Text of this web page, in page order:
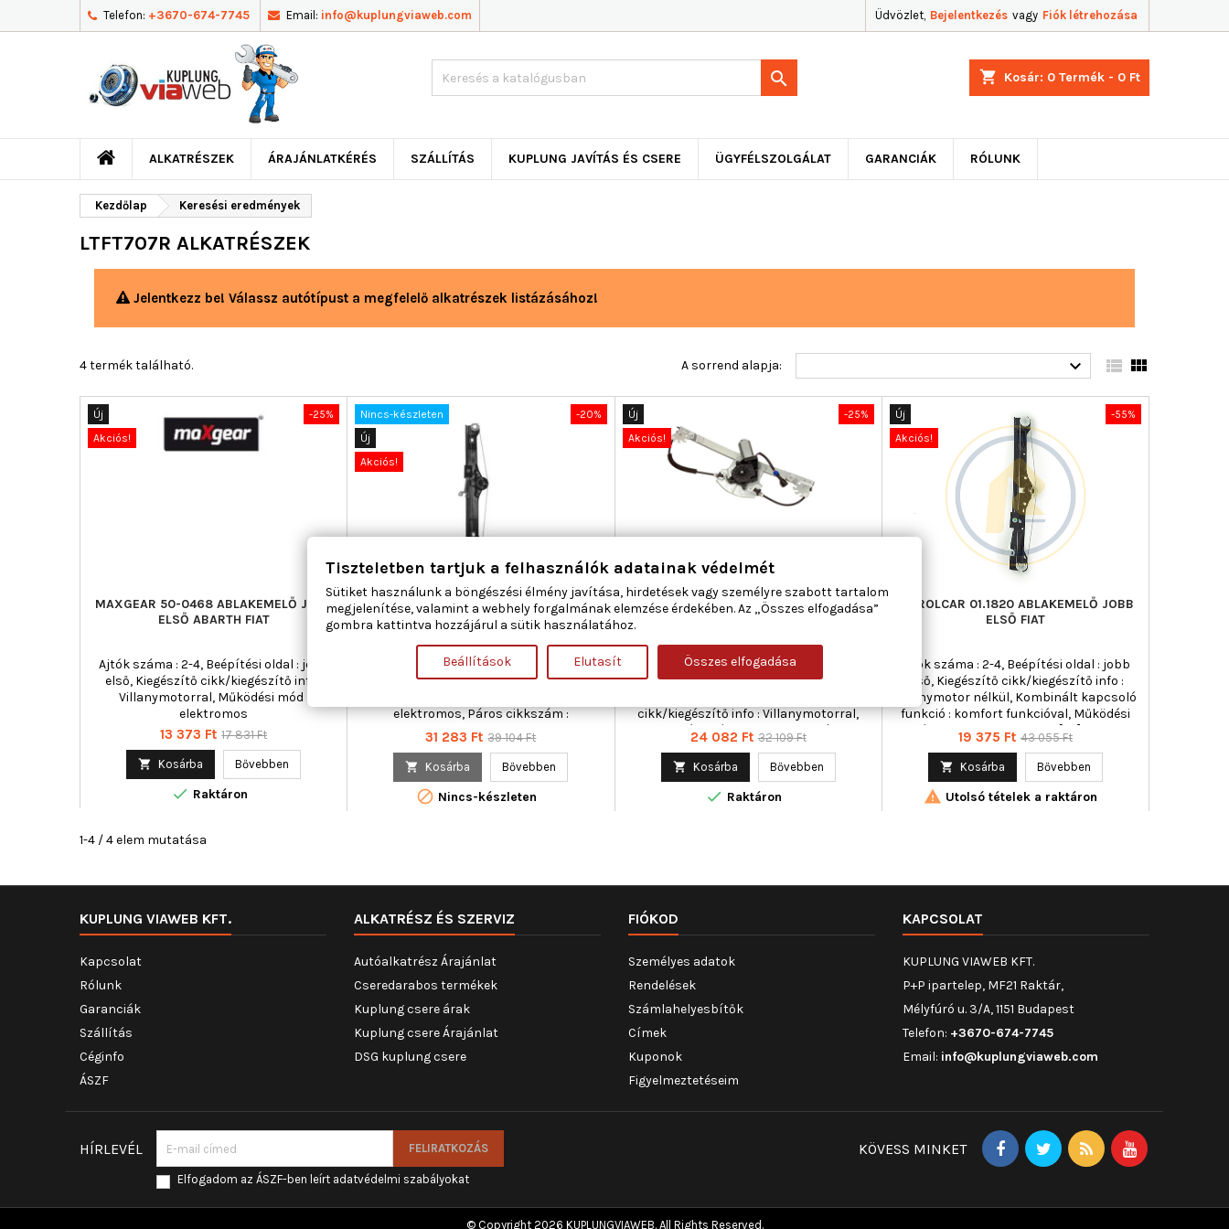
Telefon: +3670-674-7745 Email: info@kuplungviaweb.com Üdvözlet, Bejelentkezés vagy Fiók létrehozása
shopping_cart Kosár: 0 Termék - 0 Ft

ALKATRÉSZEK ÁRAJÁNLATKÉRÉS SZÁLLÍTÁS KUPLUNG JAVÍTÁS ÉS CSERE ÜGYFÉLSZOLGÁLAT GARANCIÁK RÓLUNK
Kezdőlap Keresési eredmények
LTFT707R ALKATRÉSZEK
Jelentkezz be! Válassz autótípust a megfelelő alkatrészek listázásához!
4 termék található. A sorrend alapja:   
-25%
Új
Akciós!
MAXGEAR 50-0468 ABLAKEMELŐ JOBB
ELSŐ ABARTH FIAT
Ajtók száma : 2-4, Beépítési oldal : jobb
első, Kiegészítő cikk/kiegészítő info :
Villanymotorral, Működési mód :
elektromos
Ár
13 373 Ft Normál
17 831 Ft
 Kosárba Bővebben
 Raktáron
-20%
Nincs-készleten
Új
Akciós!
MAGNETI MARELLI 350103104200
ABLAKEMELŐ JOBB ELSŐ ABARTH FIAT
Ajtók száma : 3 / 5, Beépítési oldal : jobb
első, Kiegészítő cikk/kiegészítő info :
elektromos, Páros cikkszám :
350103104100
Ár
31 283 Ft Normál
39 104 Ft
 Kosárba Bővebben
 Nincs-készleten
-25%
Új
Akciós!
MAXGEAR 50-0295 ABLAKEMELŐ JOBB
ELSŐ ABARTH FIAT
Ajtók száma : 3 / 5, Beépítési oldal : jobb
első, Kiegészítő cikk/kiegészítő info :
cikk/kiegészítő info : Villanymotorral,
Működési mód : elektromos, Páros
cikkszám : 350103104100
Ár
24 082 Ft Normál
32 109 Ft
 Kosárba Bővebben
 Raktáron
-55%
Új
Akciós!
AC ROLCAR 01.1820 ABLAKEMELŐ JOBB
ELSŐ FIAT
Ajtók száma : 2-4, Beépítési oldal : jobb
első, Kiegészítő cikk/kiegészítő info :
Villanymotor nélkül, Kombinált kapcsoló
funkció : komfort funkcióval, Működési
mód : elektromos, Tömeg [kg] : 0,670
Ár
19 375 Ft Normál
43 055 Ft
 Kosárba Bővebben
 Utolsó tételek a raktáron
1-4 / 4 elem mutatása
KUPLUNG VIAWEB KFT.
Kapcsolat
Rólunk
Garanciák
Szállítás
Céginfo
ÁSZF
ALKATRÉSZ ÉS SZERVIZ
Autóalkatrész Árajánlat
Cseredarabos termékek
Kuplung csere árak
Kuplung csere Árajánlat
DSG kuplung csere
FIÓKOD
Személyes adatok
Rendelések
Számlahelyesbítők
Címek
Kuponok
Figyelmeztetéseim
KAPCSOLAT
KUPLUNG VIAWEB KFT.
P+P ipartelep, MF21 Raktár,
Mélyfúró u. 3/A, 1151 Budapest
Telefon: +3670-674-7745
Email: info@kuplungviaweb.com
HÍRLEVÉL
Elfogadom az ÁSZF-ben leírt adatvédelmi szabályokat
KÖVESS MINKET
© Copyright 2026 KUPLUNGVIAWEB. All Rights Reserved.
Tiszteletben tartjuk a felhasználók adatainak védelmét
Sütiket használunk a böngészési élmény javítása, hirdetések vagy személyre szabott tartalom
megjelenítése, valamint a webhely forgalmának elemzése érdekében. Az „Összes elfogadása”
gombra kattintva hozzájárul a sütik használatához.
Beállítások Elutasít Összes elfogadása